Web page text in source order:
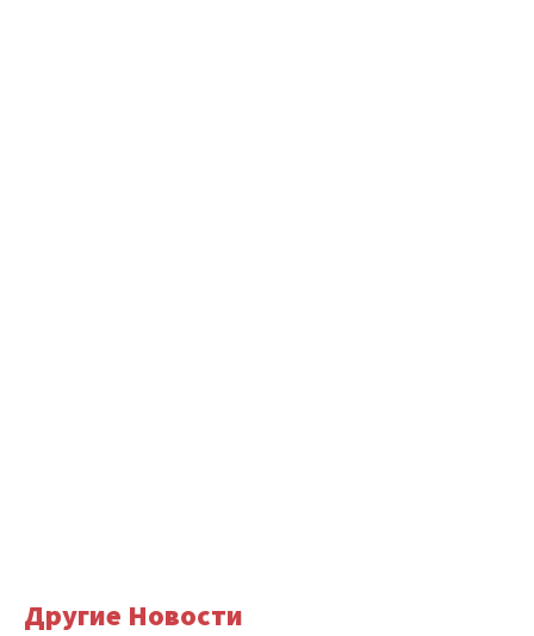
Другие Новости